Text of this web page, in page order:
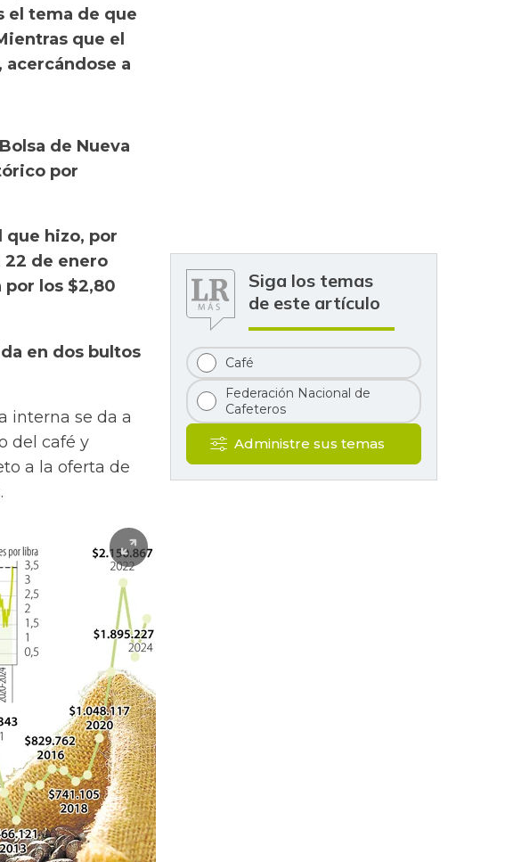
el tema de que
que el
a
de Nueva
por
que hizo, por
de enero
por los $2,80
en dos bultos
interna se da a
del café y
a la oferta de
Siga los temas
de este artículo
Café
Federación Nacional de
Cafeteros
Administre sus temas